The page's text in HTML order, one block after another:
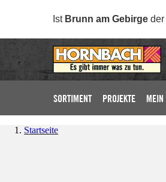
Ist Brunn am Gebirge der
SORTIMENT PROJEKTE MEIN
Startseite